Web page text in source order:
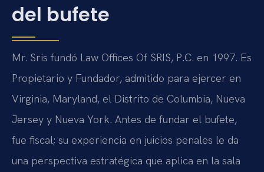
del bufete
Mr. Sris fundó Law Offices Of SRIS, P.C. en 1997. Es
Propietario y Fundador, admitido para ejercer en
Virginia, Maryland, el Distrito de Columbia, Nueva
Jersey y Nueva York. Antes de fundar el bufete,
fue fiscal; su experiencia en juicios penales le da
una perspectiva estratégica que aplica en la sala